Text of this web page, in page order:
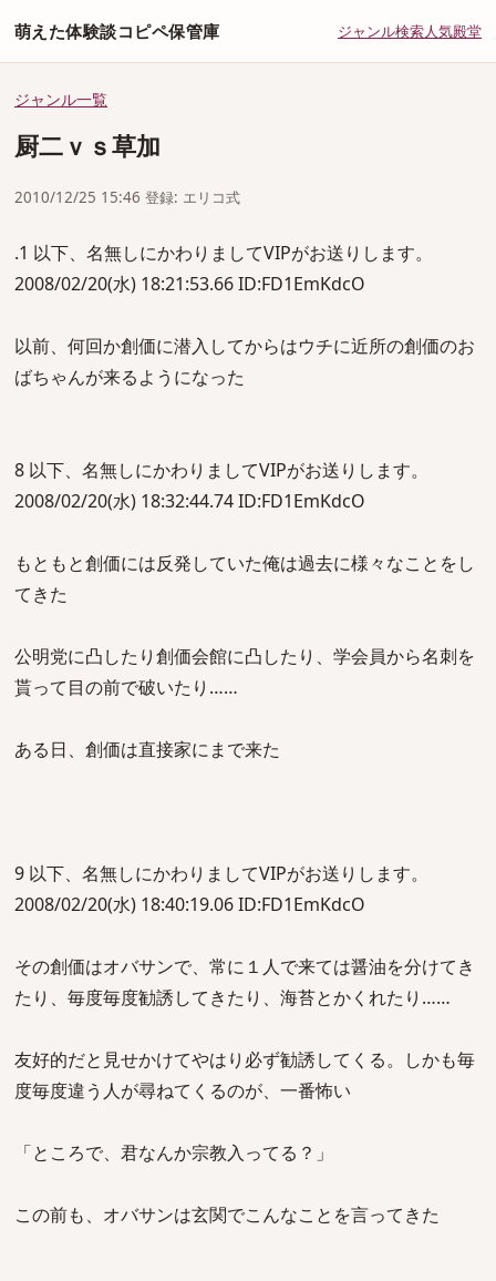
萌えた体験談コピペ保管庫 ジャンル検索人気殿堂
ジャンル一覧
厨二ｖｓ草加
2010/12/25 15:46 登録: エリコ式
.1 以下、名無しにかわりましてVIPがお送りします。
2008/02/20(水) 18:21:53.66 ID:FD1EmKdcO
以前、何回か創価に潜入してからはウチに近所の創価のお
ばちゃんが来るようになった
8 以下、名無しにかわりましてVIPがお送りします。
2008/02/20(水) 18:32:44.74 ID:FD1EmKdcO
もともと創価には反発していた俺は過去に様々なことをし
てきた
公明党に凸したり創価会館に凸したり、学会員から名刺を
貰って目の前で破いたり……
ある日、創価は直接家にまで来た
9 以下、名無しにかわりましてVIPがお送りします。
2008/02/20(水) 18:40:19.06 ID:FD1EmKdcO
その創価はオバサンで、常に１人で来ては醤油を分けてき
たり、毎度毎度勧誘してきたり、海苔とかくれたり……
友好的だと見せかけてやはり必ず勧誘してくる。しかも毎
度毎度違う人が尋ねてくるのが、一番怖い
「ところで、君なんか宗教入ってる？」
この前も、オバサンは玄関でこんなことを言ってきた